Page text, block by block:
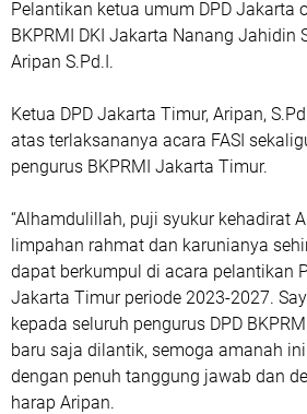
Pelantikan ketua umum DPD Jakarta
BKPRMI DKI Jakarta Nanang Jahidin
Aripan S.Pd.I.
Ketua DPD Jakarta Timur, Aripan,
atas terlaksananya acara FASI
pengurus BKPRMI Jakarta Timur.
“Alhamdulillah, puji syukur kehadirat
limpahan rahmat dan karunianya
dapat berkumpul di acara pelantikan
Jakarta Timur periode 2023-2027.
kepada seluruh pengurus DPD
baru saja dilantik, semoga amanah
dengan penuh tanggung jawab dan
harap Aripan.